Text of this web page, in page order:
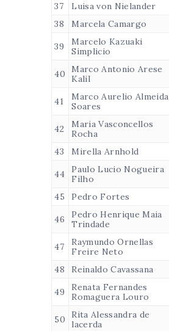
37 Luisa von Nielander
38
Marcela Camargo
39
Marcelo Kazuaki
Simplicio
40
Marco Antonio Arese
Kalil
41
Marco Aurelio Almeida
Soares
42
Maria Vasconcellos
Rocha
43 Mirella Arnhold
44
Paulo Lucio Nogueira
Filho
45 Pedro Fortes
46
Pedro Henrique Maia
Trindade
47
Raymundo Ornellas
Freire Neto
48 Reinaldo Cavassana
49
Renata Fernandes
Romaguera Louro
50
Rita Alessandra de
lacerda